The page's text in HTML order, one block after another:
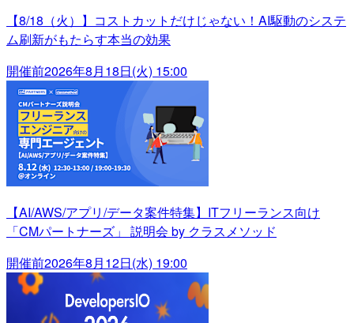
【8/18（火）】コストカットだけじゃない！AI駆動のシステ
ム刷新がもたらす本当の効果
開催前2026年8月18日(火) 15:00
【AI/AWS/アプリ/データ案件特集】ITフリーランス向け
「CMパートナーズ」 説明会 by クラスメソッド
開催前2026年8月12日(水) 19:00